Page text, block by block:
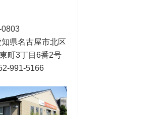
0803
県名古屋市北区
東町3丁目6番2号
991-5166